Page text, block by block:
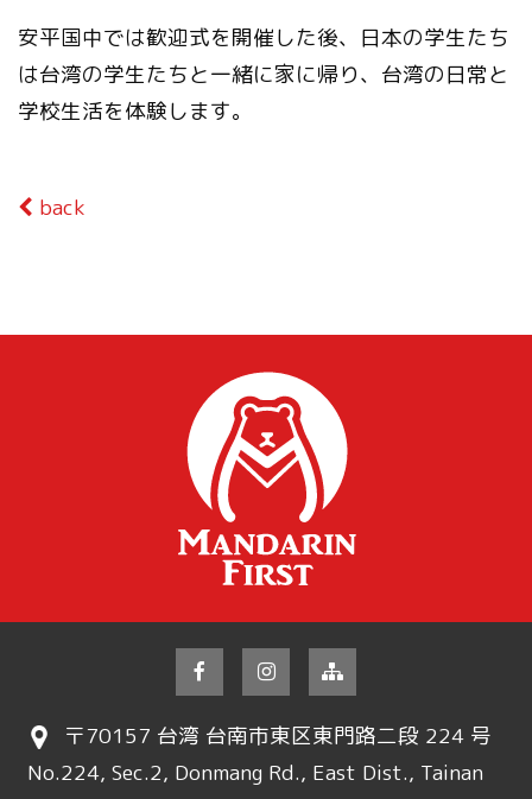
安平国中では歓迎式を開催した後、日本の学生たち
は台湾の学生たちと一緒に家に帰り、台湾の日常と
学校生活を体験します。
back
〒70157 台湾 台南市東区東門路二段 224 号
No.224, Sec.2, Donmang Rd., East Dist., Tainan